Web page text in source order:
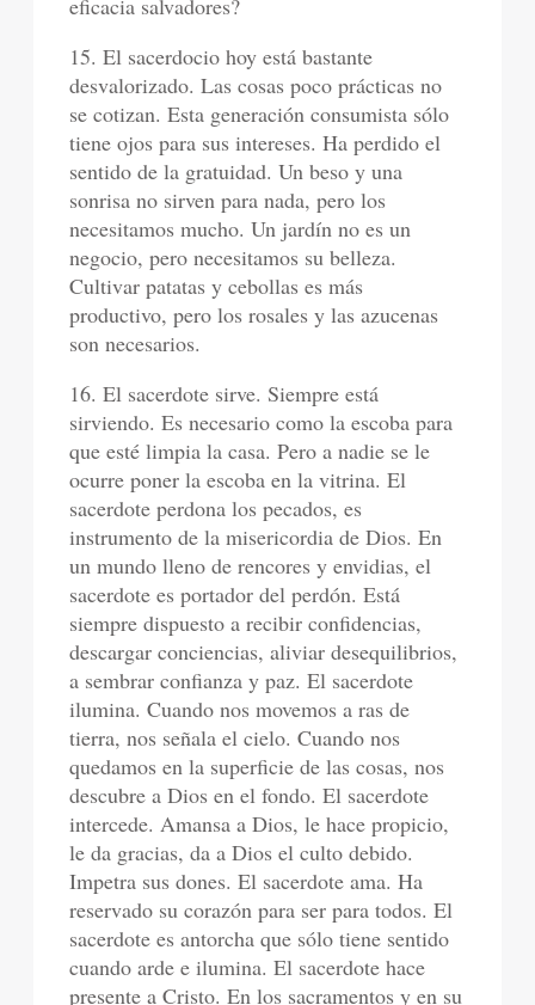
eficacia salvadores?
15. El sacerdocio hoy está bastante
desvalorizado. Las cosas poco prácticas no
se cotizan. Esta generación consumista sólo
tiene ojos para sus intereses. Ha perdido el
sentido de la gratuidad. Un beso y una
sonrisa no sirven para nada, pero los
necesitamos mucho. Un jardín no es un
negocio, pero necesitamos su belleza.
Cultivar patatas y cebollas es más
productivo, pero los rosales y las azucenas
son necesarios.
16. El sacerdote sirve. Siempre está
sirviendo. Es necesario como la escoba para
que esté limpia la casa. Pero a nadie se le
ocurre poner la escoba en la vitrina. El
sacerdote perdona los pecados, es
instrumento de la misericordia de Dios. En
un mundo lleno de rencores y envidias, el
sacerdote es portador del perdón. Está
siempre dispuesto a recibir confidencias,
descargar conciencias, aliviar desequilibrios,
a sembrar confianza y paz. El sacerdote
ilumina. Cuando nos movemos a ras de
tierra, nos señala el cielo. Cuando nos
quedamos en la superficie de las cosas, nos
descubre a Dios en el fondo. El sacerdote
intercede. Amansa a Dios, le hace propicio,
le da gracias, da a Dios el culto debido.
Impetra sus dones. El sacerdote ama. Ha
reservado su corazón para ser para todos. El
sacerdote es antorcha que sólo tiene sentido
cuando arde e ilumina. El sacerdote hace
presente a Cristo. En los sacramentos y en su